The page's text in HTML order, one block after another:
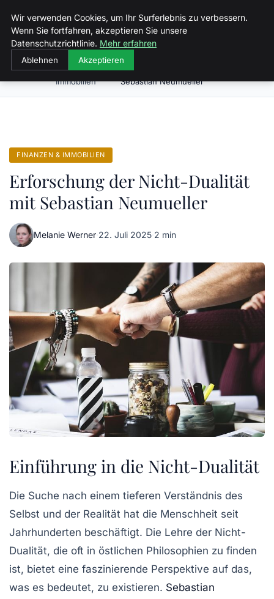
Sizilien Fewo
Finanzen &
Immobilien
Erforschung der Nicht-Dualität mit
Sebastian Neumueller
FINANZEN & IMMOBILIEN
Erforschung der Nicht-Dualität
mit Sebastian Neumueller
Melanie Werner·22. Juli 2025·2 min
Einführung in die Nicht-Dualität
Die Suche nach einem tieferen Verständnis des
Selbst und der Realität hat die Menschheit seit
Jahrhunderten beschäftigt. Die Lehre der Nicht-
Dualität, die oft in östlichen Philosophien zu finden
ist, bietet eine faszinierende Perspektive auf das,
was es bedeutet, zu existieren. Sebastian
Wir verwenden Cookies, um Ihr Surferlebnis zu verbessern.
Wenn Sie fortfahren, akzeptieren Sie unsere
Datenschutzrichtlinie. Mehr erfahren
Ablehnen Akzeptieren